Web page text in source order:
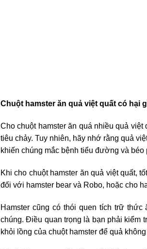
Chuột hamster ăn quả việt quất có hại
Cho chuột hamster ăn quá nhiều quả
tiêu chảy. Tuy nhiên, hãy nhớ rằng quả
khiến chúng mắc bệnh tiểu đường và béo
Khi cho chuột hamster ăn quả việt quất,
đối với hamster bear và Robo, hoặc cho
Hamster cũng có thói quen tích trữ
chúng. Điều quan trọng là bạn phải kiểm
khỏi lồng của chuột hamster để quả